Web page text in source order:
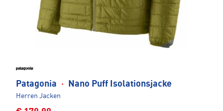
Patagonia · Nano Puff Isolationsjacke
Herren Jacken